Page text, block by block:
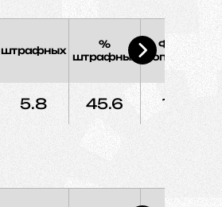
штрафных
%
штрафных
Фолы
соперника
5.8 45.6 11.9